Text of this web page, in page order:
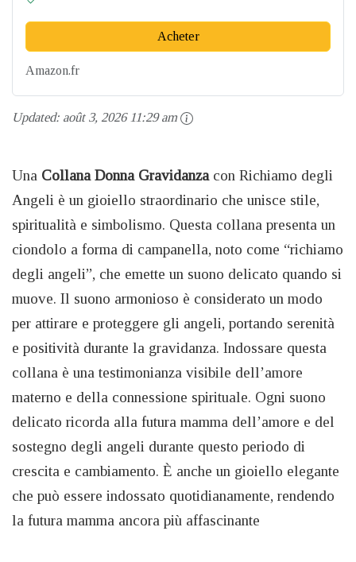
Acheter
Amazon.fr
Updated: août 3, 2026 11:29 am
Una Collana Donna Gravidanzacon Richiamo degli
Angeli è un gioiello straordinario che unisce stile,
spiritualità e simbolismo. Questa collana presenta un
ciondolo a forma di campanella, noto come “richiamo
degli angeli”, che emette un suono delicato quando si
muove. Il suono armonioso è considerato un modo
per attirare e proteggere gli angeli, portando serenità
e positività durante la gravidanza. Indossare questa
collana è una testimonianza visibile dell’amore
materno e della connessione spirituale. Ogni suono
delicato ricorda alla futura mamma dell’amore e del
sostegno degli angeli durante questo periodo di
crescita e cambiamento. È anche un gioiello elegante
che può essere indossato quotidianamente, rendendo
la futura mamma ancora più affascinante